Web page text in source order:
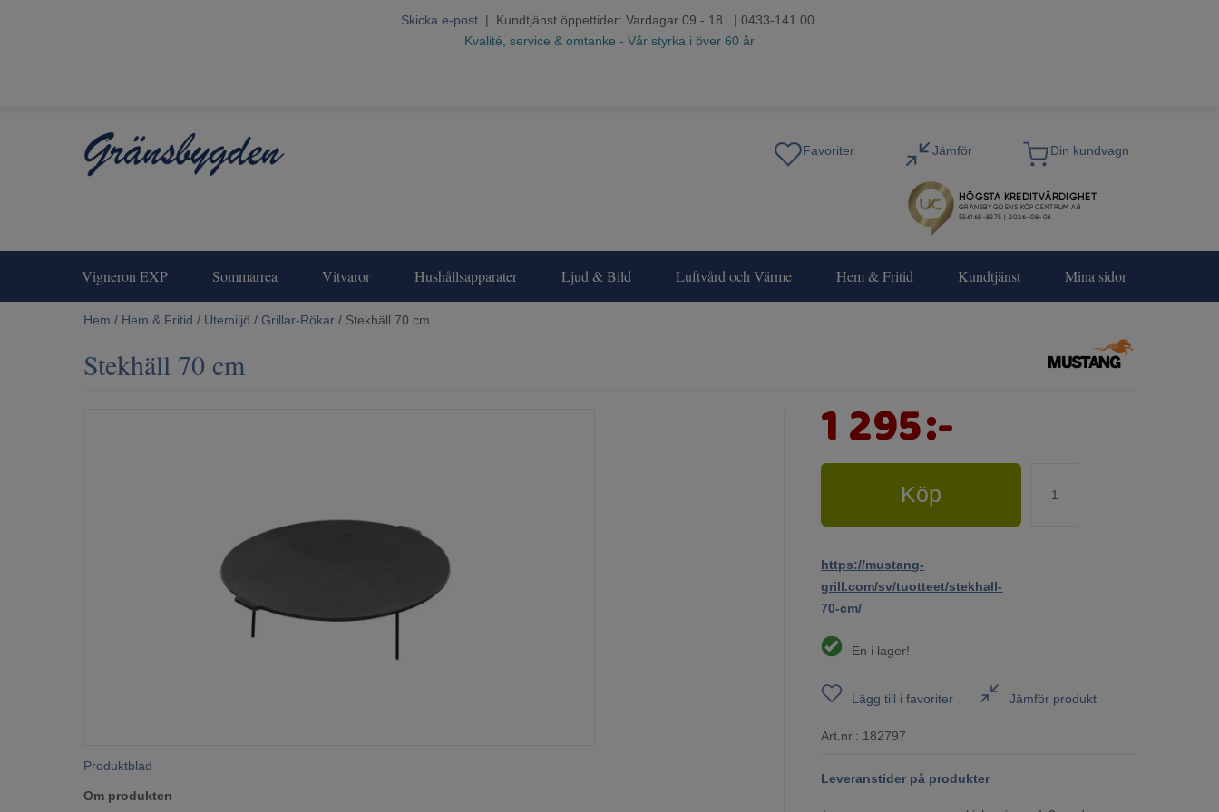
Skicka e-post | Kundtjänst öppettider: Vardagar 09 - 18 | 0433-141 00
Kvalité, service & omtanke - Vår styrka i över 60 år
Vigneron EXP Sommarrea Vitvaror Hushållsapparater Ljud & Bild Luftvård och Värme Hem & Fritid Kundtjänst Mina sidor
Hem / Hem & Fritid / Utemiljö / Grillar-Rökar / Stekhäll 70 cm
Stekhäll 70 cm
Produktblad
Om produkten
1 295:-
Köp
https://mustang-
grill.com/sv/tuotteet/stekhall-
70-cm/
En i lager!
Lägg till i favoriter Jämför produkt
Art.nr.: 182797
Leveranstider på produkter